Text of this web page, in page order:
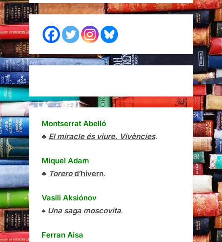
Montserrat Abelló
♣ El miracle és viure. Vivències.
Miquel Adam
♣ Torerod’hivern.
Vasili Aksiónov
♠ Una saga moscovita.
Ferran Aisa